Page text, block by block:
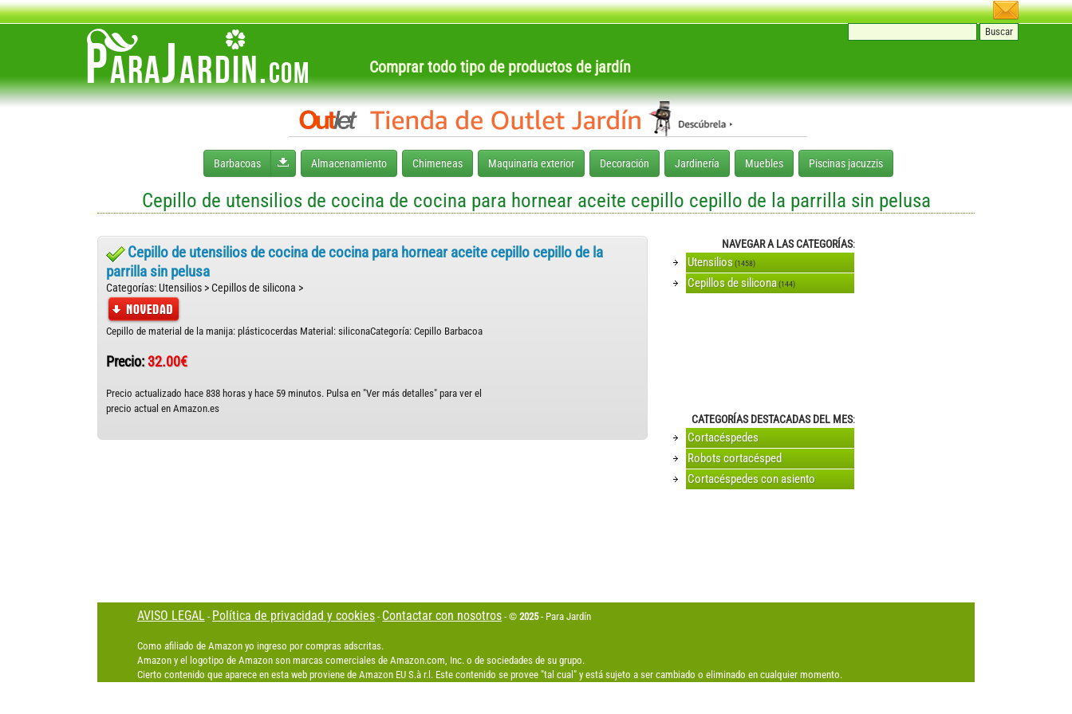
Comprar todo tipo de productos de jardín
Barbacoas Desplegar menú
Almacenamiento Chimeneas Maquinaria exterior Decoración Jardinería Muebles Piscinas jacuzzis
Cepillo de utensilios de cocina de cocina para hornear aceite cepillo cepillo de la parrilla sin pelusa
Cepillo de utensilios de cocina de cocina para hornear aceite cepillo cepillo de la
parrilla sin pelusa
Categorías: Utensilios > Cepillos de silicona >
Cepillo de material de la manija: plásticocerdas Material: siliconaCategoría: Cepillo Barbacoa
Precio: 32.00€
Precio actualizado hace 838 horas y hace 59 minutos. Pulsa en "Ver más detalles" para ver el
precio actual en Amazon.es
NAVEGAR A LAS CATEGORÍAS:
Utensilios(1458)
Cepillos de silicona(144)
CATEGORÍAS DESTACADAS DEL MES:
Cortacéspedes
Robots cortacésped
Cortacéspedes con asiento
AVISO LEGAL - Política de privacidad y cookies - Contactar con nosotros - © 2025- Para Jardín
Como afiliado de Amazon yo ingreso por compras adscritas.
Amazon y el logotipo de Amazon son marcas comerciales de Amazon.com, Inc. o de sociedades de su grupo.
Cierto contenido que aparece en esta web proviene de Amazon EU S.à r.l. Este contenido se provee "tal cual" y está sujeto a ser cambiado o eliminado en cualquier momento.